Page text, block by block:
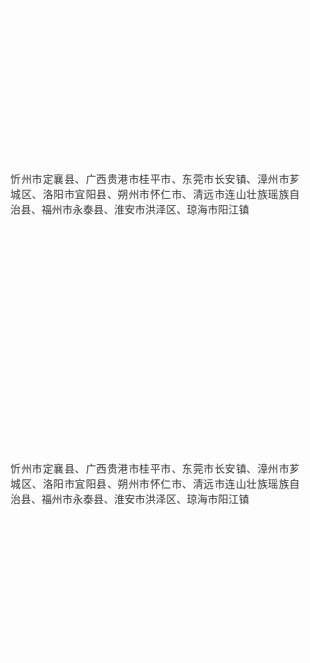
忻州市定襄县、广西贵港市桂平市、东莞市长安镇、漳州市芗
城区、洛阳市宜阳县、朔州市怀仁市、清远市连山壮族瑶族自
治县、福州市永泰县、淮安市洪泽区、琼海市阳江镇
忻州市定襄县、广西贵港市桂平市、东莞市长安镇、漳州市芗
城区、洛阳市宜阳县、朔州市怀仁市、清远市连山壮族瑶族自
治县、福州市永泰县、淮安市洪泽区、琼海市阳江镇